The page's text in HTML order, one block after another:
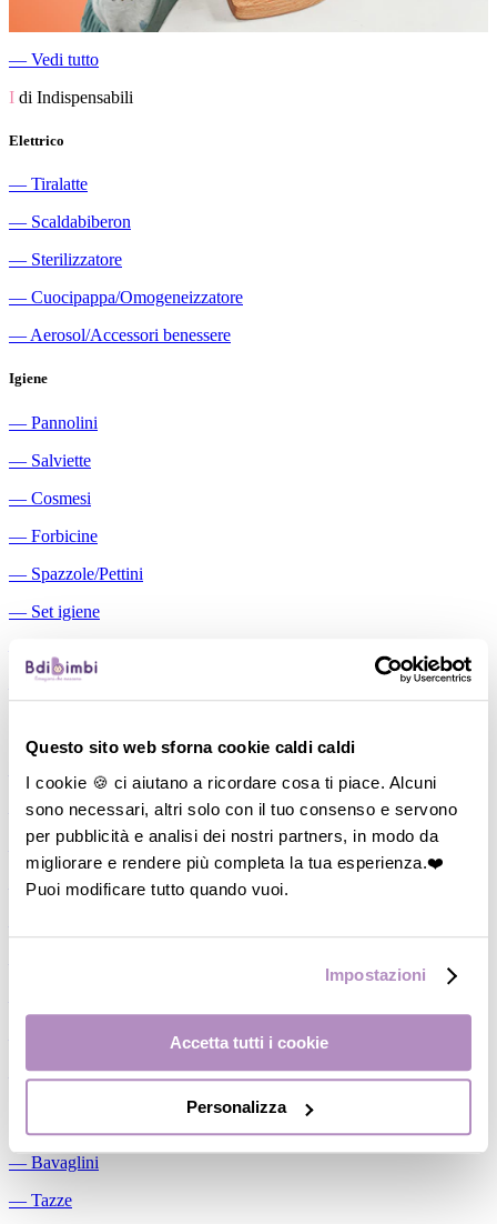
Questo sito web sforna cookie caldi caldi
I cookie 🍪 ci aiutano a ricordare cosa ti piace. Alcuni
sono necessari, altri solo con il tuo consenso e servono
per pubblicità e analisi dei nostri partners, in modo da
migliorare e rendere più completa la tua esperienza.❤️
Puoi modificare tutto quando vuoi.
Impostazioni
Accetta tutti i cookie
Personalizza
― Vedi tutto
I di Indispensabili
Elettrico
― Tiralatte
― Scaldabiberon
― Sterilizzatore
― Cuocipappa/Omogeneizzatore
― Aerosol/Accessori benessere
Igiene
― Pannolini
― Salviette
― Cosmesi
― Forbicine
― Spazzole/Pettini
― Set igiene
Aspiratori nasali manuali
―
Cuscini allattamento
―Biberon
―
Tettarelle
―Succhietti
Conservalatte Materno
―Massaggiagengive
― Bavaglini
― Tazze